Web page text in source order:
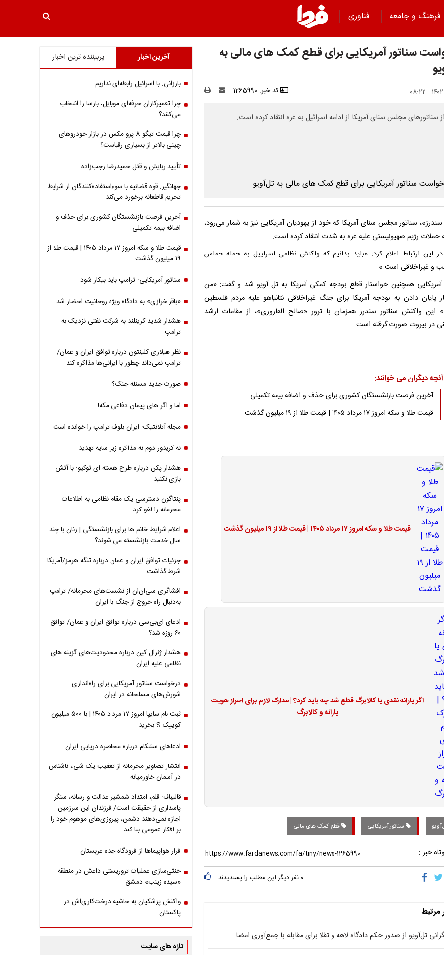
فرهنگ و جامعه
فناوری
سناتور آمریکایی برای قطع کمک های مالی به
کد خبر: 1265990
سناتورهای مجلس سنای آمریکا از ادامه اسرائیل به غزه انتقاد کرده است.
سناتور مجلس سنای آمریکا که خود از یهودیان آمریکایی نیز به شمار می‌رود،
حملات رژیم صهیونیستی علیه غزه به شدت انتقاد کرده است.
این ارتباط اعلام کرد: «باید بدانیم که واکنش نظامی اسراییل به حمله حماس
و غیراخلاقی است.»
آمریکایی همچنین خواستار قطع بودجه کمکی آمریکا به تل آویو شد و گفت: «من
پایان دادن به بودجه آمریکا برای جنگ غیراخلاقی نتانیاهو علیه مردم فلسطین
این واکنش سناتور سندرز همزمان با ترور «صالح العاروری»، از مقامات ارشد
در بیروت صورت گرفته است
آنچه دیگران می خوانند:
آخرین فرصت بازنشستگان کشوری برای حذف و اضافه بیمه تکمیلی
قیمت طلا و سکه امروز ۱۷ مرداد ۱۴۰۵ | قیمت طلا از ۱۹ میلیون گذشت
قیمت طلا و سکه امروز ۱۷ مرداد ۱۴۰۵ | قیمت طلا از ۱۹ میلیون گذشت
اگر یارانه نقدی یا کالابرگ قطع شد چه باید کرد؟ | مدارک لازم برای احراز هویت
یارانه و کالابرگ
سناتور آمریکایی قطع کمک های مالی
خبر :
۰ نفر دیگر این مطلب را پسندیدند
مرتبط
تل‌آویو از صدور حکم دادگاه لاهه و تقلا برای مقابله با جمع‌آوری امضا
آخرین اخبار پربیننده ترین اخبار
بارزانی: با اسرائیل رابطه‌ای نداریم
چرا تعمیرکاران حرفه‌ای موبایل، بارسا را انتخاب
می‌کنند؟
چرا قیمت تیگو 8 پرو مکس در بازار خودروهای
چینی بالاتر از بسیاری رقباست؟
تأیید ربایش و قتل حمیدرضا رجب‌زاده
جهانگیر: قوه قضائیه با سوءاستفاده‌کنندگان از شرایط
تحریم قاطعانه برخورد می‌کند
آخرین فرصت بازنشستگان کشوری برای حذف و
اضافه بیمه تکمیلی
قیمت طلا و سکه امروز ۱۷ مرداد ۱۴۰۵ | قیمت طلا از
۱۹ میلیون گذشت
سناتور آمریکایی: ترامپ باید بیکار شود
«باقر خرازی» به دادگاه ویژه روحانیت احضار شد
هشدار شدید گرینلند به شرکت نفتی نزدیک به
ترامپ
نظر هیلاری کلینتون درباره توافق ایران و عمان/
ترامپ نمی‌داند چطور با ایرانی‌ها مذاکره کند
صورت جدید مسئله جنگ؟!
اما و اگر های پیمان دفاعی مکه!
مجله آتلانتیک: ایران بلوف ترامپ را خوانده است
نه کریدور دوم نه مذاکره زیر سایه تهدید
هشدار پکن درباره طرح هسته ای توکیو: با آتش
بازی نکنید
پنتاگون دسترسی یک مقام نظامی به اطلاعات
محرمانه را لغو کرد
اعلام شرایط خانم ها برای بازنشستگی | زنان با چند
سال خدمت بازنشسته می شوند؟
جزئیات توافق ایران و عمان درباره تنگه هرمز/آمریکا
شرط گذاشت
افشاگری سی‌ان‌ان از نشست‌های محرمانه/ ترامپ
به‌دنبال راه خروج از جنگ با ایران
ادعای ای‌بی‌سی درباره توافق ایران و عمان/ توافق
۶۰ روزه شد؟
هشدار ژنرال کین درباره محدودیت‌های گزینه های
نظامی علیه ایران
درخواست سناتور آمریکایی برای راه‌اندازی
شورش‌های مسلحانه در ایران
ثبت نام سایپا امروز ۱۷ مرداد ۱۴۰۵ | با ۵۰۰ میلیون
کوییک S بخرید
ادعاهای سنتکام درباره محاصره دریایی ایران
انتشار تصاویر محرمانه از تعقیب یک شیء ناشناس
در آسمان خاورمیانه
قالیباف: قلم، امتداد شمشیر عدالت و رسانه، سنگر
پاسداری از حقیقت است/ فرزندان این سرزمین
اجازه نمی‌دهند دشمن، پیروزی‌های موهوم خود را
بر افکار عمومی بنا کند
فرار هواپیماها از فرودگاه جده عربستان
خنثی‌سازی عملیات تروریستی داعش در منطقه
«سیده زینب» دمشق
واکنش پزشکیان به حاشیه درخت‌کاری‌اش در
پاکستان
تازه های سایت